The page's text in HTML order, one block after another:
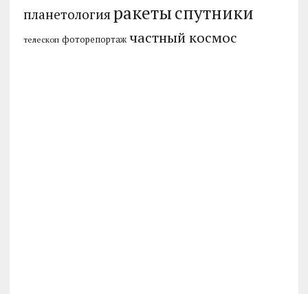
планетологияракетыспутники
телескоп фоторепортаж частный космос